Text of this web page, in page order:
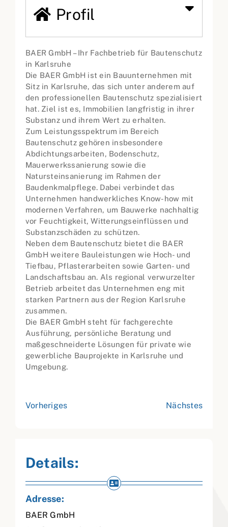
Profil
BAER GmbH – Ihr Fachbetrieb für Bautenschutz
in Karlsruhe
Die BAER GmbH ist ein Bauunternehmen mit
Sitz in Karlsruhe, das sich unter anderem auf
den professionellen Bautenschutz spezialisiert
hat. Ziel ist es, Immobilien langfristig in ihrer
Substanz und ihrem Wert zu erhalten.
Zum Leistungsspektrum im Bereich
Bautenschutz gehören insbesondere
Abdichtungsarbeiten, Bodenschutz,
Mauerwerkssanierung sowie die
Natursteinsanierung im Rahmen der
Baudenkmalpflege. Dabei verbindet das
Unternehmen handwerkliches Know-how mit
modernen Verfahren, um Bauwerke nachhaltig
vor Feuchtigkeit, Witterungseinflüssen und
Substanzschäden zu schützen.
Neben dem Bautenschutz bietet die BAER
GmbH weitere Bauleistungen wie Hoch- und
Tiefbau, Pflasterarbeiten sowie Garten- und
Landschaftsbau an. Als regional verwurzelter
Betrieb arbeitet das Unternehmen eng mit
starken Partnern aus der Region Karlsruhe
zusammen.
Die BAER GmbH steht für fachgerechte
Ausführung, persönliche Beratung und
maßgeschneiderte Lösungen für private wie
gewerbliche Bauprojekte in Karlsruhe und
Umgebung.
Vorheriges Nächstes
Details:
Adresse:
BAER GmbH